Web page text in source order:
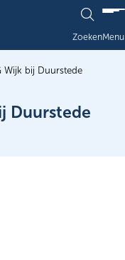
ZoekenMenu
Wijk bij Duurstede
Duurstede